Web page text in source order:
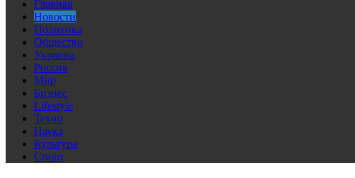
Главная
Новости
Политика
Общество
Украина
Россия
Мир
Бизнес
Lifestyle
Техно
Наука
Культура
Спорт